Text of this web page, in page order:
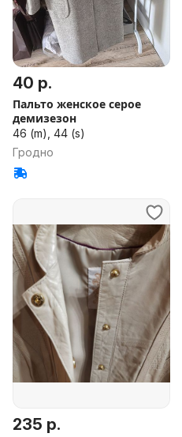
40 р.
Пальто женское серое
демизезон
46 (m), 44 (s)
Гродно
235 р.